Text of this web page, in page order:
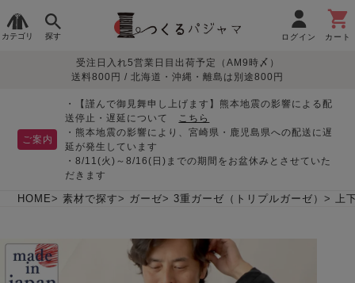
カテゴリ 探す ログイン カート
レディースパジャマ
生地で
さがす
目的別で
さがす
敏感肌用
パジャマ
入院・介護
胸が目立たない
デザインで
さがす
ィース
パジャマ
夏パジャマ特集 つくるパジャマとは
受注日入れ5営業日目出荷予定（AM9時〆）
送料800円 / 北海道・沖縄・離島は別途800円
ご案内
・【謹んで御見舞申し上げます】熊本地震の影響による配
送停止・遅延について こちら
・熊本地震の影響により、宮崎県・鹿児島県への配送に遅
延が発生しています
・8/11(火)～8/16(日)までの期間をお盆休みとさせていた
だきます
HOME 素材で探す ガーゼ 3重ガーゼ（トリプルガーゼ） 上